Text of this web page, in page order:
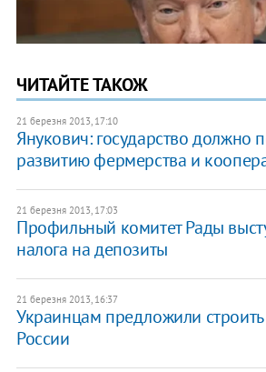
ЧИТАЙТЕ ТАКОЖ
21 березня 2013, 17:10
Янукович: государство должно
развитию фермерства и
21 березня 2013, 17:03
Профильный комитет Рады
налога на депозиты
21 березня 2013, 16:37
Украинцам предложили
России